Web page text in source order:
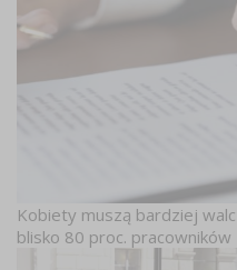
Kobiety muszą bardziej
blisko 80 proc. pracowników